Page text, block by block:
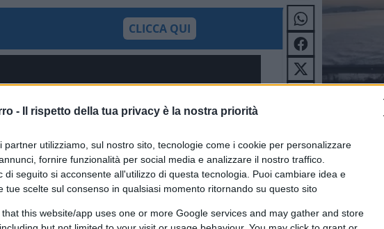
- Il rispetto della tua privacy è la nostra priorità
partner utilizziamo, sul nostro sito, tecnologie come i cookie per personalizzare
fornire funzionalità per social media e analizzare il nostro traffico.
di seguito si acconsente all'utilizzo di questa tecnologia. Puoi cambiare idea e
tue scelte sul consenso in qualsiasi momento ritornando su questo sito
that this website/app uses one or more Google services and may gather and store
CLICCA QUI